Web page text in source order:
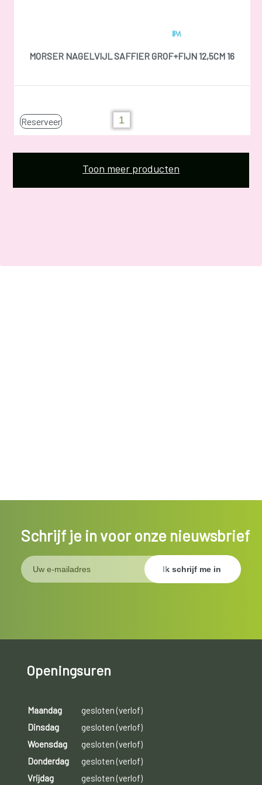
MORSER NAGELVIJL SAFFIER GROF+FIJN 12,5CM 16
Reserveer
Toon meer producten
Schrijf je in voor onze nieuwsbrief
Openingsuren
Maandag
gesloten (verlof)
Dinsdag
gesloten (verlof)
Woensdag
gesloten (verlof)
Donderdag
gesloten (verlof)
Vrijdag
gesloten (verlof)